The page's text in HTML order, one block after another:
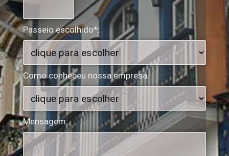
Passeio escolhido*:
Como conheceu nossa empresa:
Mensagem: